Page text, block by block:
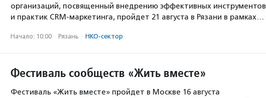
организаций, посвященный внедрению эффективных инструментов
и практик CRM-маркетинга, пройдет 21 августа в Рязани в рамках…
Начало: 10:00 · Рязань · НКО-сектор
Фестиваль сообществ «Жить вместе»
Фестиваль «Жить вместе» пройдет в Москве 16 августа